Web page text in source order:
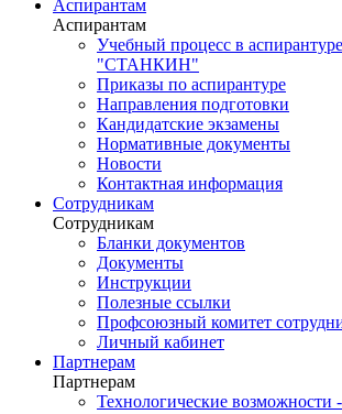
Аспирантам
Аспирантам
Учебный процесс в
"СТАНКИН"
Приказы по аспирантуре
Направления подготовки
Кандидатские экзамены
Нормативные документы
Новости
Контактная информация
Сотрудникам
Сотрудникам
Бланки документов
Документы
Инструкции
Полезные ссылки
Профсоюзный комитет
Личный кабинет
Партнерам
Партнерам
Технологические возможности